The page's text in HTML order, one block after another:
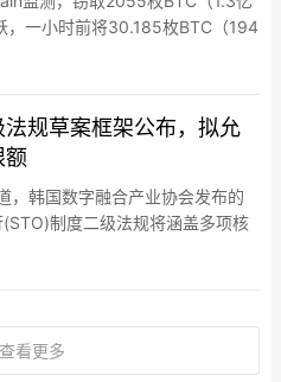
一小时前将30.185枚BTC（194
规草案框架公布，拟允
额
韩国数字融合产业协会发布的
制度二级法规将涵盖多项核
打包发行即资产池化、设定普通
典型证券场外交易平台准入要
需经立法预告及监管审查后确
看更多